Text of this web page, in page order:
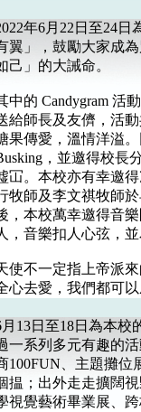
年6月22日至24
翼」，鼓勵大家成
己」的大誡命。
中的 Candygram 活
給師長及友儕，活
果傳愛，溫情洋溢
，並邀得校長
冚。本校亦有幸邀
牧師及李文祺牧師
，本校萬幸邀得音
，音樂扣人心弦，
使不一定指上帝派
心去愛，我們都可
月13日至18日為本校
一系列多元有趣的
100FUN、主題攤位
揾；出外走走擴闊
視覺藝術畢業展、